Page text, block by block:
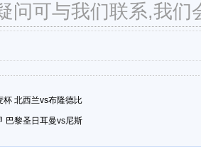
问可与我们联系,我们
杯 北西兰vs布隆德比
巴黎圣日耳曼vs尼斯